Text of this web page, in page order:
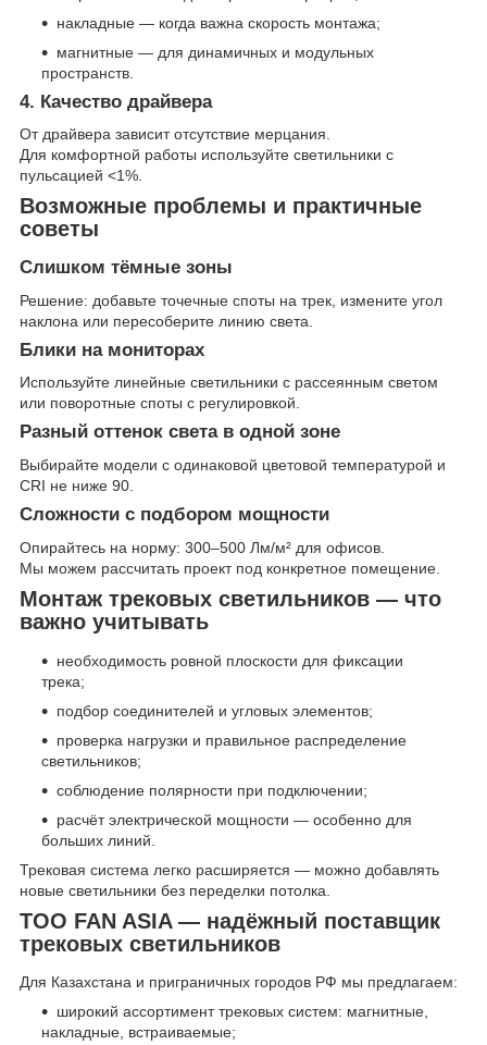
накладные — когда важна скорость монтажа;
магнитные — для динамичных и модульных
пространств.
4. Качество драйвера
От драйвера зависит отсутствие мерцания.
Для комфортной работы используйте светильники с
пульсацией <1%.
Возможные проблемы и практичные
советы
Слишком тёмные зоны
Решение: добавьте точечные споты на трек, измените угол
наклона или пересоберите линию света.
Блики на мониторах
Используйте линейные светильники с рассеянным светом
или поворотные споты с регулировкой.
Разный оттенок света в одной зоне
Выбирайте модели с одинаковой цветовой температурой и
CRI не ниже 90.
Сложности с подбором мощности
Опирайтесь на норму: 300–500 Лм/м² для офисов.
Мы можем рассчитать проект под конкретное помещение.
Монтаж трековых светильников — что
важно учитывать
необходимость ровной плоскости для фиксации
трека;
подбор соединителей и угловых элементов;
проверка нагрузки и правильное распределение
светильников;
соблюдение полярности при подключении;
расчёт электрической мощности — особенно для
больших линий.
Трековая система легко расширяется — можно добавлять
новые светильники без переделки потолка.
ТОО FAN ASIA — надёжный поставщик
трековых светильников
Для Казахстана и приграничных городов РФ мы предлагаем:
широкий ассортимент трековых систем: магнитные,
накладные, встраиваемые;